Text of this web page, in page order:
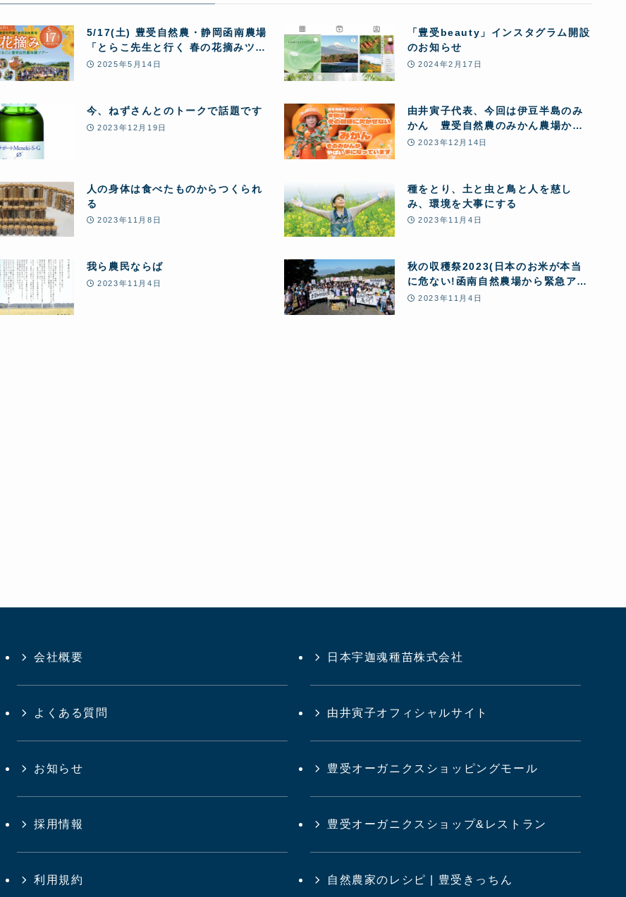
5/17(土) 豊受自然農・静岡函南農場
「とらこ先生と行く 春の花摘みツア
ー」1日まるごと豊受自然農体験
2025年5月14日
「豊受beauty」インスタグラム開設
のお知らせ
2024年2月17日
今、ねずさんとのトークで話題です
2023年12月19日
由井寅子代表、今回は伊豆半島のみ
かん 豊受自然農のみかん農場から
お送りします♪
2023年12月14日
人の身体は食べたものからつくられ
る
2023年11月8日
種をとり、土と虫と鳥と人を慈し
み、環境を大事にする
2023年11月4日
我ら農民ならば
2023年11月4日
秋の収穫祭2023(日本のお米が本当
に危ない!函南自然農場から緊急アピ
ールを行いました)
2023年11月4日
会社概要
よくある質問
お知らせ
採用情報
利用規約
日本宇迦魂種苗株式会社
由井寅子オフィシャルサイト
豊受オーガニクスショッピングモール
豊受オーガニクスショップ&レストラン
自然農家のレシピ | 豊受きっちん